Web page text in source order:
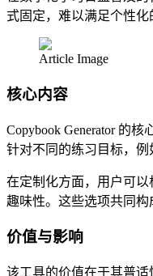
式固定，难以满足个性化
Article Image
核心内容
Copybook Generator 的
针对不同的练习目标，
在定制化方面，用户可
趣味性。这些选项共同构
价值与影响
该工具的价值在于其普